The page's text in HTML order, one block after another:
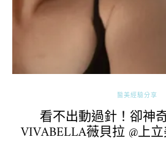
醫美經驗分享
看不出動過針！卻神
VIVABELLA薇貝拉 @上